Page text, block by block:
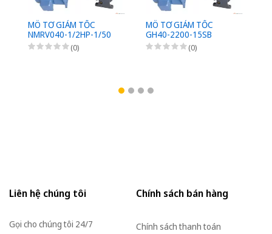
MÔ TƠ GIẢM TỐC
NMRV040-1/2HP-1/50
(0)
MÔ TƠ GIẢM TỐC
GH40-2200-15SB
(0)
Liên hệ chúng tôi
Gọi cho chúng tôi 24/7
Chính sách bán hàng
Chính sách thanh toán